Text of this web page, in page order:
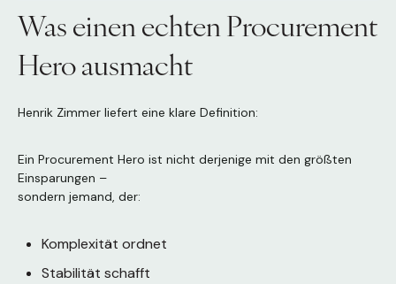
Was einen echten Procurement
Hero ausmacht
Henrik Zimmer liefert eine klare Definition:
Ein Procurement Hero ist nicht derjenige mit den größten
Einsparungen –
sondern jemand, der:
Komplexität ordnet
Stabilität schafft